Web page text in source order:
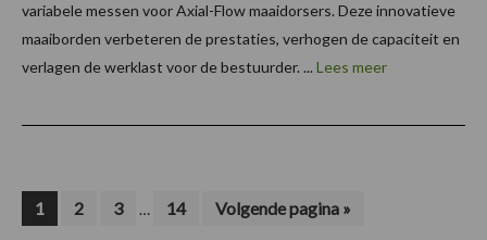
variabele messen voor Axial-Flow maaidorsers. Deze innovatieve
maaiborden verbeteren de prestaties, verhogen de capaciteit en
verlagen de werklast voor de bestuurder. ... Lees meer
Pagina
1 Pagina
2 Pagina
3
Interim
… Pagina
14
Ga
naar
Volgende pagina »